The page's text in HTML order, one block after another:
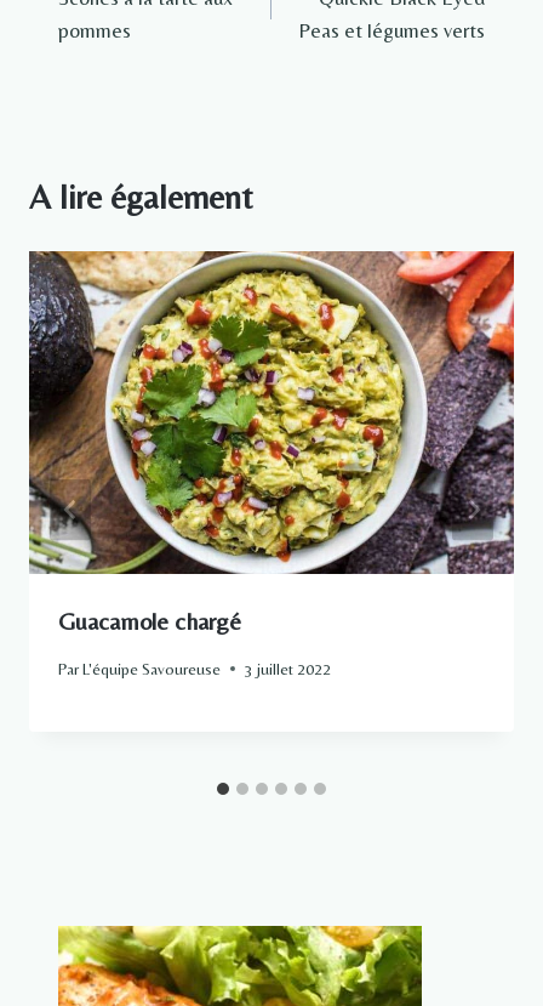
de
pommes
Peas et légumes verts
A lire également
Guacamole chargé
ParL'équipe Savoureuse 3 juillet 2022